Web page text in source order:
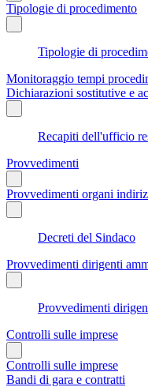
Tipologie di procedimento
Tipologie di
Monitoraggio tempi
Dichiarazioni sostitutive e
Recapiti dell'ufficio
Provvedimenti
Provvedimenti organi
Decreti del Sindaco
Provvedimenti dirigenti
Provvedimenti
Controlli sulle imprese
Controlli sulle imprese
Bandi di gara e contratti